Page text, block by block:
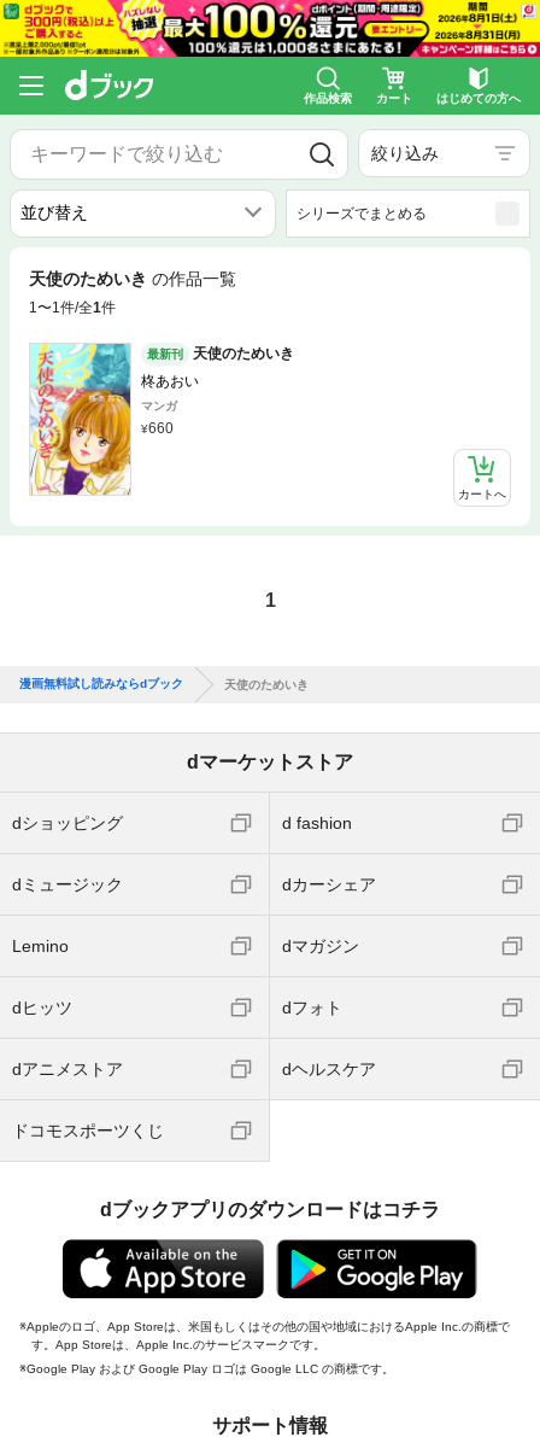
作品検索 カート はじめての方へ
絞り込み
シリーズでまとめる
天使のためいき の作品一覧
1〜1件/全1件
最新刊
天使のためいき
柊あおい
マンガ
660
カートへ
1
漫画無料試し読みならdブック 天使のためいき
dマーケットストア
dショッピング d fashion
dミュージック dカーシェア
Lemino dマガジン
dヒッツ dフォト
dアニメストア dヘルスケア
ドコモスポーツくじ
dブックアプリのダウンロードはコチラ
Appleのロゴ、App Storeは、米国もしくはその他の国や地域におけるApple Inc.の商標で
す。App Storeは、Apple Inc.のサービスマークです。
Google Play および Google Play ロゴは Google LLC の商標です。
サポート情報